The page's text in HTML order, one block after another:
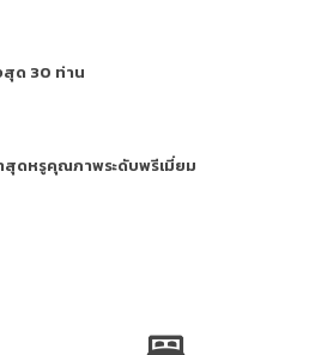
ด 30 ท่าน
ดหรูคุณภาพระดับพรีเมี่ยม